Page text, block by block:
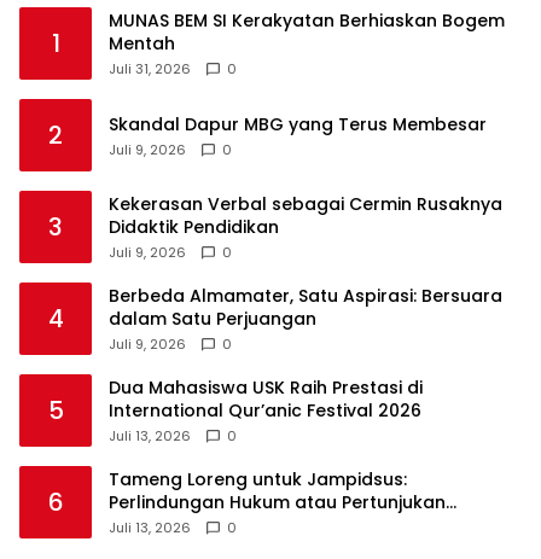
1
MUNAS BEM SI Kerakyatan Berhiaskan Bogem
Mentah
Juli 31, 2026 0
2 Skandal Dapur MBG yang Terus Membesar
Juli 9, 2026 0
3
Kekerasan Verbal sebagai Cermin Rusaknya
Didaktik Pendidikan
Juli 9, 2026 0
4
Berbeda Almamater, Satu Aspirasi: Bersuara
dalam Satu Perjuangan
Juli 9, 2026 0
5
Dua Mahasiswa USK Raih Prestasi di
International Qur’anic Festival 2026
Juli 13, 2026 0
6
Tameng Loreng untuk Jampidsus:
Perlindungan Hukum atau Pertunjukan
Kekuasaan?
Juli 13, 2026 0